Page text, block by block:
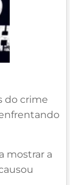
do crime
mostrar a